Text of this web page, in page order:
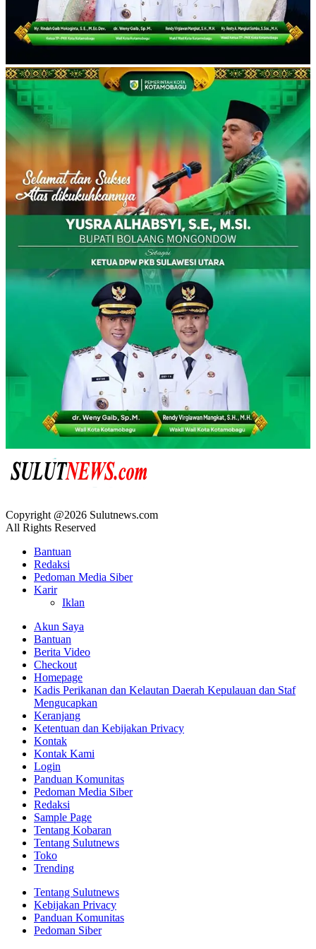
Copyright @2026 Sulutnews.com
All Rights Reserved
Bantuan
Redaksi
Pedoman Media Siber
Karir
Iklan
Akun Saya
Bantuan
Berita Video
Checkout
Homepage
Kadis Perikanan dan Kelautan Daerah Kepulauan dan Staf
Mengucapkan
Keranjang
Ketentuan dan Kebijakan Privacy
Kontak
Kontak Kami
Login
Panduan Komunitas
Pedoman Media Siber
Redaksi
Sample Page
Tentang Kobaran
Tentang Sulutnews
Toko
Trending
Tentang Sulutnews
Kebijakan Privacy
Panduan Komunitas
Pedoman Siber